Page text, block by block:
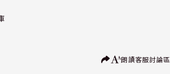
朗讀客服討論區